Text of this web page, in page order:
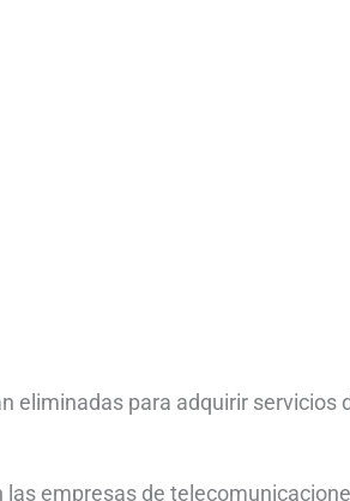
eliminadas para adquirir
empresas de